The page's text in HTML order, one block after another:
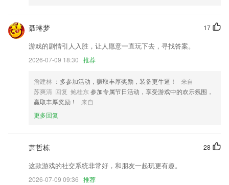
超凡娱乐ios下载软件优势
1.可以在这里自由分享彼此的练习趣事，拥有专属交流空间，交流学习经
3.查看带来的公开课，轻松熟悉互联网上课模式，也帮助用户在线学习；
4.·激发了孩子的乐趣，成为了妈妈放心，宝宝开心的好助手
5.提供小车、货车、客车、摩托车题库,给你不样的驾服体验!
松筛选老师。多年经验的专业教师、市场营销、新闻传媒、策略、销售、
魂……在 italki 总能找到合适的老师一起学习。
超凡娱乐ios下载更新了什么?
17
聂琳梦
游戏的剧情引人入胜，让人愿意一直玩下去，寻找答案。
2026-07-09 18:30 推荐
詹建林 ：多参加活动，赚取丰厚奖励，装备更牛逼！
来自
苏爽清 回复 鲍桂东参加专属节日活动，享受游戏中的欢乐氛围，
赢取丰厚奖励！
来自
更多回复
28
萧哲栋
这款游戏的社交系统非常好，和朋友一起玩更有趣。
2026-07-09 09:36 推荐